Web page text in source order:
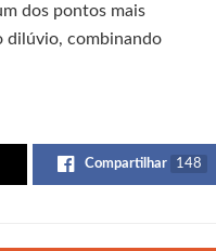
dos pontos mais
dilúvio, combinando
Compartilhar 148